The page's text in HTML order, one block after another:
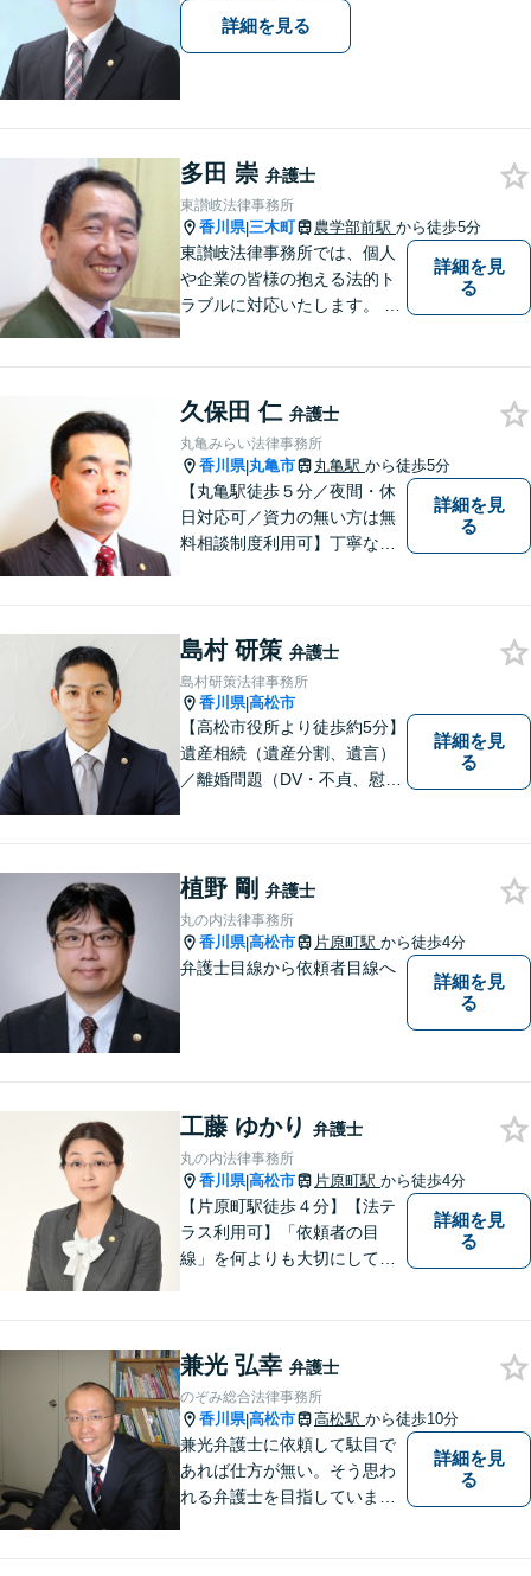
詳細を見る
多田 崇 弁護士
東讃岐法律事務所
香川県|三木町 農学部前駅 から徒歩5分
東讃岐法律事務所では、個人
や企業の皆様の抱える法的ト
ラブルに対応いたします。 高
詳細を見
る
久保田 仁 弁護士
丸亀みらい法律事務所
香川県|丸亀市 丸亀駅 から徒歩5分
【丸亀駅徒歩５分／夜間・休
日対応可／資力の無い方は無
料相談制度利用可】丁寧な対
詳細を見
る
島村 研策 弁護士
島村研策法律事務所
香川県|高松市
【高松市役所より徒歩約5分】
遺産相続（遺産分割、遺言）
／離婚問題（DV・不貞、慰謝
供します。
詳細を見
る
植野 剛 弁護士
丸の内法律事務所
香川県|高松市 片原町駅 から徒歩4分
弁護士目線から依頼者目線へ
詳細を見
る
工藤 ゆかり 弁護士
丸の内法律事務所
香川県|高松市 片原町駅 から徒歩4分
【片原町駅徒歩４分】【法テ
ラス利用可】「依頼者の目
線」を何よりも大切にしてい
頂ける事件解決を目指して参
ります。【当日／夜間／休日
対応可】お気軽にご相談くだ
さい。
詳細を見
る
兼光 弘幸 弁護士
のぞみ総合法律事務所
香川県|高松市 高松駅 から徒歩10分
兼光弁護士に依頼して駄目で
あれば仕方が無い。そう思わ
れる弁護士を目指していま
詳細を見
る